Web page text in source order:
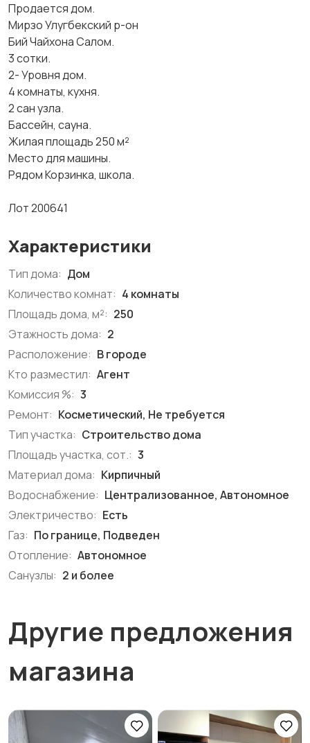
Продается дом.
Мирзо Улугбекский р-он
Бий Чайхона Салом.
3 сотки.
2- Уровня дом.
4 комнаты, кухня.
2 сан узла.
Бассейн, сауна.
Жилая площадь 250 м²
Место для машины.
Рядом Корзинка, школа.
Лот 200641
Характеристики
Тип дома: Дом
Количество комнат: 4 комнаты
Площадь дома, м²: 250
Этажность дома: 2
Расположение: В городе
Кто разместил: Агент
Комиссия %: 3
Ремонт: Косметический, Не требуется
Тип участка: Строительство дома
Площадь участка, сот.: 3
Материал дома: Кирпичный
Водоснабжение: Централизованное, Автономное
Электричество: Есть
Газ: По границе, Подведен
Отопление: Автономное
Санузлы: 2 и более
Другие предложения
магазина